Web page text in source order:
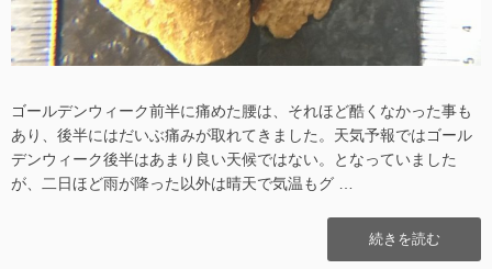
ゴールデンウィーク前半に痛めた腰は、それほど酷くなかった事も
あり、後半にはだいぶ痛みが取れてきました。天気予報ではゴール
デンウィーク後半はあまり良い天候ではない。となっていました
が、二日ほど雨が降った以外は晴天で気温もグ …
“丹
波
続きを読む